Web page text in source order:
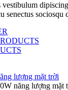
senectus sociosqu